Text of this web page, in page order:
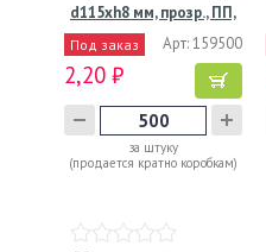
d115хh8 мм, прозр., ПП,
Под заказ Арт: 159500
2,20 ₽
за штуку
(продается кратно коробкам)